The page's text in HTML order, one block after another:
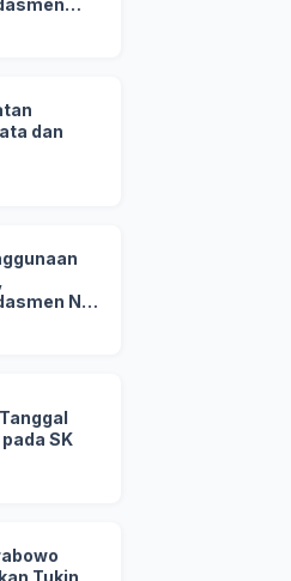
2026
dan
No
SK
Tukin